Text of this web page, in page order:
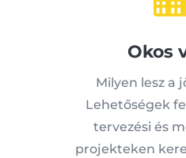
Okos
Milyen lesz a
Lehetőségek
tervezési és
projekteken